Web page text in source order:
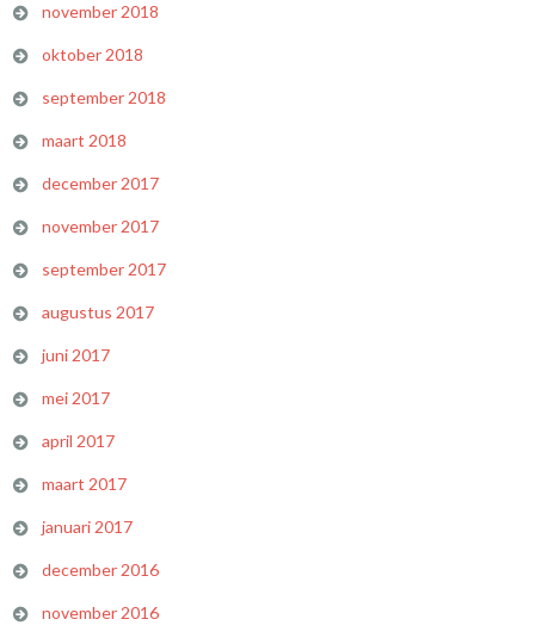
november 2018
oktober 2018
september 2018
maart 2018
december 2017
november 2017
september 2017
augustus 2017
juni 2017
mei 2017
april 2017
maart 2017
januari 2017
december 2016
november 2016